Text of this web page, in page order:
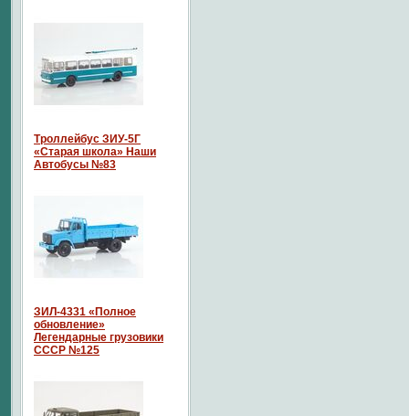
Троллейбус ЗИУ-5Г
«Старая школа» Наши
Автобусы №83
ЗИЛ-4331 «Полное
обновление»
Легендарные грузовики
СССР №125